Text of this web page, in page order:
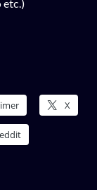
etc.)
X